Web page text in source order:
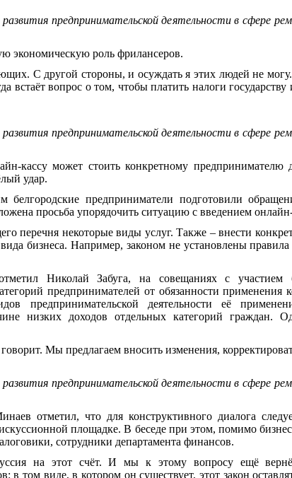
предпринимательской деятельности в сфере
экономическую роль фрилансеров.
С другой стороны, и осуждать я этих людей не
встаёт вопрос о том, чтобы платить налоги
предпринимательской деятельности в сфере
кассу может стоить конкретному
удар.
предприниматели подготовили
просьба упорядочить ситуацию с введением
перечня некоторые виды услуг. Также – внести
бизнеса. Например, законом не установлены
Николай Забуга, на совещаниях с участием
предпринимателей от обязанности применения
предпринимательской деятельности её
низких доходов отдельных категорий граждан.
Мы предлагаем вносить изменения,
предпринимательской деятельности в сфере
отметил, что для конструктивного диалога
площадке. В беседе при этом, помимо
сотрудники департамента финансов.
на этот счёт. И мы к этому вопросу ещё
в том виде, в котором он существует, этот закон